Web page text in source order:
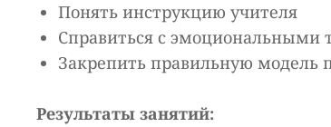
Понять инструкцию учителя
Справиться с эмоциональными
Закрепить правильную модель
Результаты занятий: